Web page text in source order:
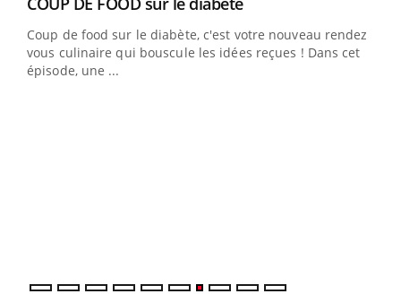
Coup de food sur le diabète, c'est votre nouveau rendez-
vous culinaire qui bouscule les idées reçues ! Dans cet
épisode, une ...